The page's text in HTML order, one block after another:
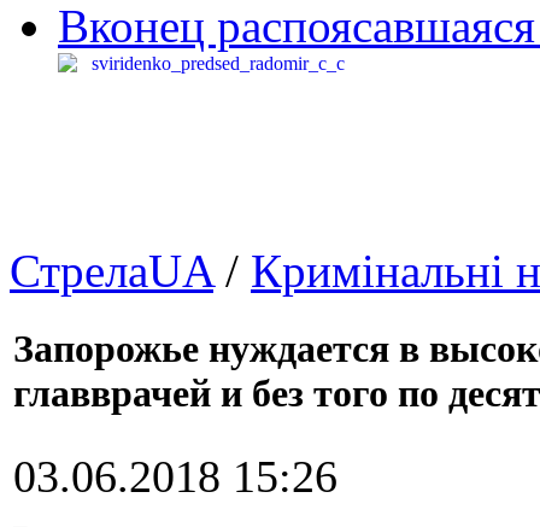
Вконец
СтрелаUA/ Кримінальні
Запорожье нуждается в
главврачей и без того по
03.06.2018 15:26